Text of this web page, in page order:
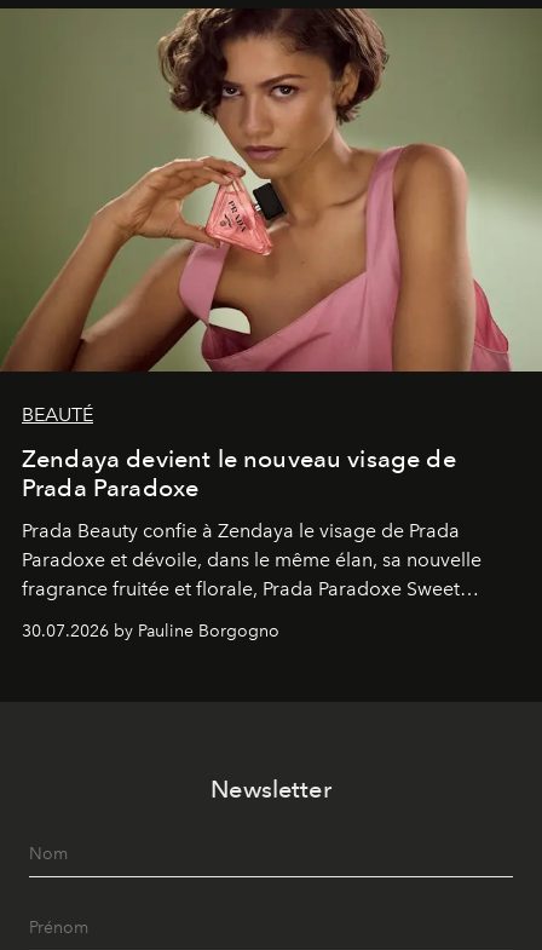
émerveillement.
BEAUTÉ
Zendaya devient le nouveau visage de
Prada Paradoxe
Prada Beauty confie à Zendaya le visage de Prada
Paradoxe et dévoile, dans le même élan, sa nouvelle
fragrance fruitée et florale, Prada Paradoxe Sweet
Chemistry Eau de Parfum.
30.07.2026 by Pauline Borgogno
Newsletter